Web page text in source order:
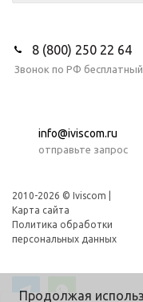
8 (800) 250 22 64
Звонок по РФ бесплатный
info@iviscom.ru
отправьте запрос
2010-2026 © Iviscom |
Карта сайта
Политика обработки
персональных данных
Продолжая